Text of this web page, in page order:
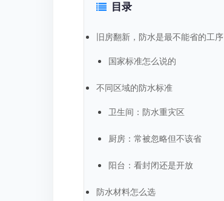
目录
旧房翻新，防水是最不能省的工序
国家标准怎么说的
不同区域的防水标准
卫生间：防水重灾区
厨房：常被忽略但不该省
阳台：看封闭还是开放
防水材料怎么选